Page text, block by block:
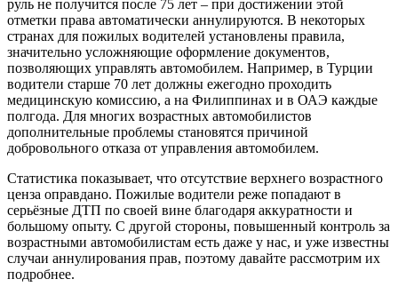
руль не получится после 75 лет – при достижении этой
отметки права автоматически аннулируются. В некоторых
странах для пожилых водителей установлены правила,
значительно усложняющие оформление документов,
позволяющих управлять автомобилем. Например, в Турции
водители старше 70 лет должны ежегодно проходить
медицинскую комиссию, а на Филиппинах и в ОАЭ каждые
полгода. Для многих возрастных автомобилистов
дополнительные проблемы становятся причиной
добровольного отказа от управления автомобилем.
Статистика показывает, что отсутствие верхнего возрастного
ценза оправдано. Пожилые водители реже попадают в
серьёзные ДТП по своей вине благодаря аккуратности и
большому опыту. С другой стороны, повышенный контроль за
возрастными автомобилистам есть даже у нас, и уже известны
случаи аннулирования прав, поэтому давайте рассмотрим их
подробнее.